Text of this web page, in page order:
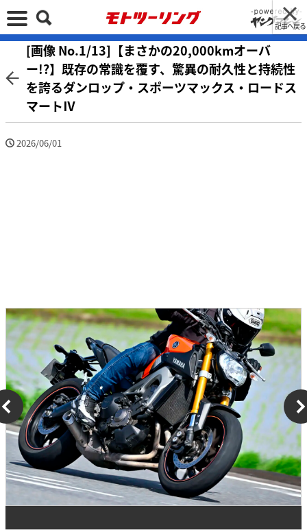
記事へ戻る
[画像 No.1/13]【まさかの20,000kmオーバ
ー!?】既存の常識を覆す、驚異の耐久性と持続性
を誇るダンロップ・スポーツマックス・ロードス
マートⅣ
2026/06/01